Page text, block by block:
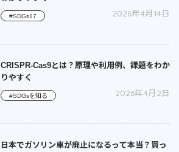
#SDGs17 2026年4月14日
CRISPR-Cas9とは？原理や利用例、課題をわか
りやすく
#SDGsを知る 2026年4月2日
日本でガソリン車が廃止になるって本当？買っ